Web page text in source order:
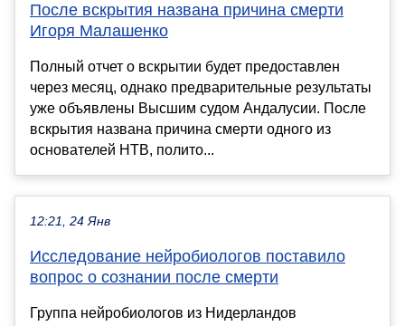
После вскрытия названа причина смерти
Игоря Малашенко
Полный отчет о вскрытии будет предоставлен
через месяц, однако предварительные результаты
уже объявлены Высшим судом Андалусии. После
вскрытия названа причина смерти одного из
основателей НТВ, полито...
12:21, 24 Янв
Исследование нейробиологов поставило
вопрос о сознании после смерти
Группа нейробиологов из Нидерландов